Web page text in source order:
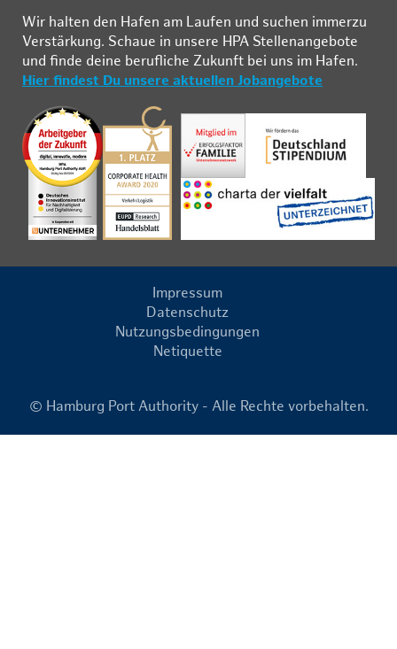
Wir hal­ten den Ha­fen am Lau­fen und su­chen im­mer­zu
Ver­stär­kung. Schau­e in un­se­re HPA Stel­len­an­ge­bo­te
und fin­de deine be­ruf­li­che Zu­kunft bei uns im Ha­fen.
Hier findest Du unsere aktuellen Jobangebote
Impressum
Datenschutz
Nutzungsbedingungen
Netiquette
© Hamburg Port Authority - Alle Rechte vorbehalten.